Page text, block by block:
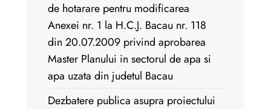
de hotarare pentru modificarea
Anexei nr. 1 la H.C.J. Bacau nr. 118
din 20.07.2009 privind aprobarea
Master Planului in sectorul de apa si
apa uzata din judetul Bacau
Dezbatere publica asupra proiectului